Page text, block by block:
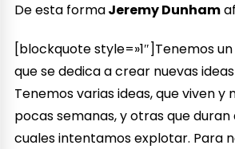
De esta formaJeremy Dunham
[blockquote style=»1″]Tenemos
que se dedica a crear nuevas
Tenemos varias ideas, que viven y
pocas semanas, y otras que duran
cuales intentamos explotar. Para